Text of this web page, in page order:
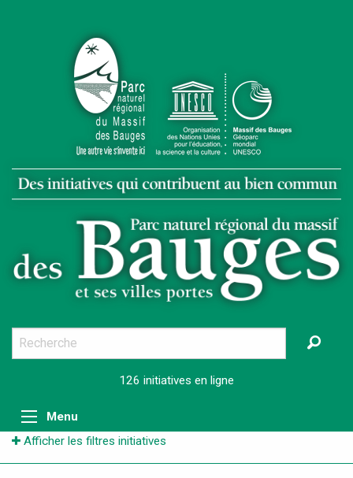
126 initiatives en ligne
Menu
Afficher les filtres initiatives